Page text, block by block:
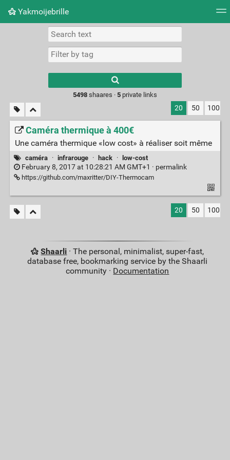
Yakmoijebrille
Picture wall
results.
5498shaares · 5private links
20 50 100
Caméra thermique à 400€
Une caméra thermique «low cost» à réaliser soit même
caméra · infrarouge · hack · low-cost
February 8, 2017 at 10:28:21 AM GMT+1 · permalink
https://github.com/maxritter/DIY-Thermocam
20 50 100
Shaarli · The personal, minimalist, super-fast,
database free, bookmarking service by the Shaarli
community · Documentation